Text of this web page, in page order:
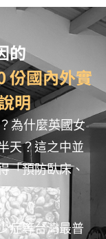
的
份國內外實
明
為什麼英國女
天？這之中並
「預防臥床、
症等台灣最普